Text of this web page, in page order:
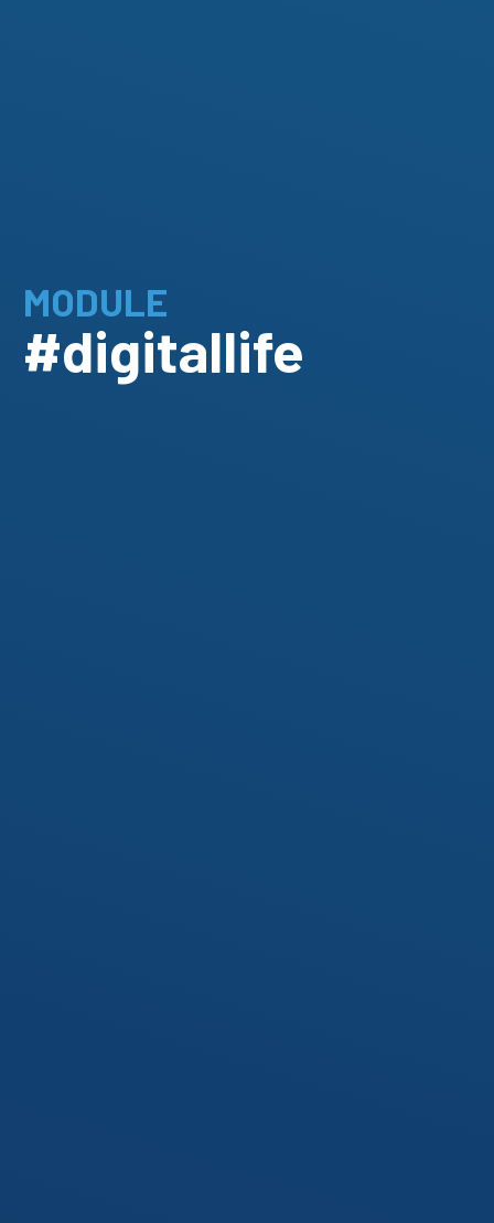
MODULE
#digitallife